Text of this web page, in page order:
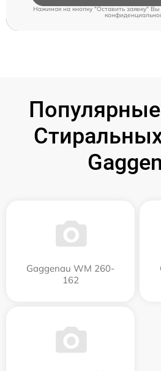
Нажимая на кнопку "Оставить заявку" Вы
Gaggenau WM 260-
162